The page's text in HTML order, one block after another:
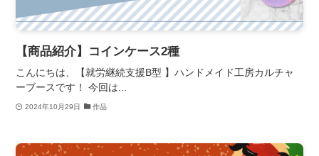
【商品紹介】コインケース2種
こんにちは、【就労継続支援B型 】ハンドメイド工房カルチャ
ーブースです！ 今回は...
2024年10月29日 作品